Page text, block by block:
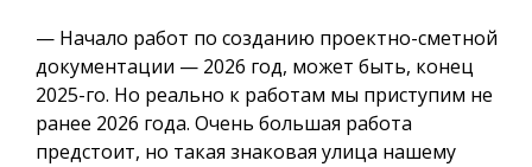
— Начало работ по созданию проектно-сметной
документации — 2026 год, может быть, конец
2025-го. Но реально к работам мы приступим не
ранее 2026 года. Очень большая работа
предстоит, но такая знаковая улица нашему